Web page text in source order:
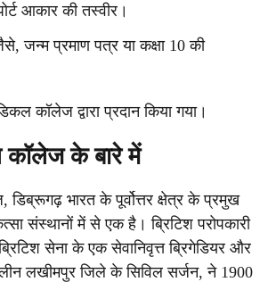
आकार की तस्वीर।
जन्म प्रमाण पत्र या कक्षा 10 की
कॉलेज द्वारा प्रदान किया गया।
के बारे में
भारत के पूर्वोत्तर क्षेत्र के प्रमुख
संस्थानों में से एक है। ब्रिटिश परोपकारी
सेना के एक सेवानिवृत्त ब्रिगेडियर और
लखीमपुर जिले के सिविल सर्जन, ने 1900